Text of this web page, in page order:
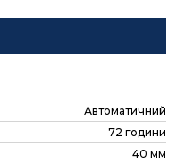
Автоматичний
72 години
40 мм